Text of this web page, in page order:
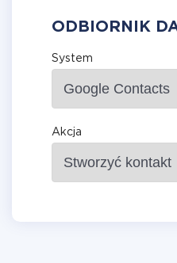
ODBIORNIK
System
Akcja